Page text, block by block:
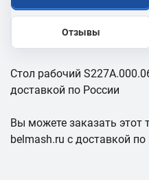
Отзывы
Стол рабочий
доставкой по России
Вы можете заказать этот
belmash.ru с доставкой по